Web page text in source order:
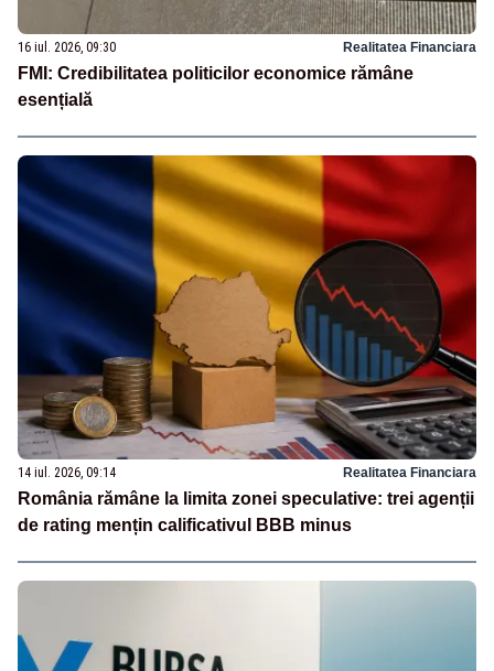
16 iul. 2026, 09:30 Realitatea Financiara
FMI: Credibilitatea politicilor economice rămâne
esențială
14 iul. 2026, 09:14 Realitatea Financiara
România rămâne la limita zonei speculative: trei agenții
de rating mențin calificativul BBB minus